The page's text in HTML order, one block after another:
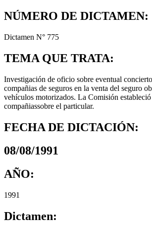
NÚMERO DE DICTAMEN:
Dictamen N° 775
TEMA QUE TRATA:
Investigación de oficio sobre eventual
compañias de seguros en la venta del seguro
vehículos motorizados. La Comisión
compañiassobre el particular.
FECHA DE DICTACIÓN:
08/08/1991
AÑO:
1991
Dictamen: